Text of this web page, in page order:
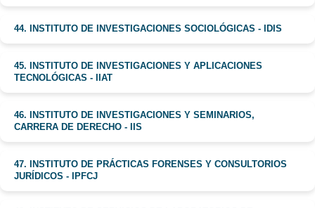
44. INSTITUTO DE INVESTIGACIONES SOCIOLÓGICAS - IDIS
45. INSTITUTO DE INVESTIGACIONES Y APLICACIONES
TECNOLÓGICAS - IIAT
46. INSTITUTO DE INVESTIGACIONES Y SEMINARIOS,
CARRERA DE DERECHO - IIS
47. INSTITUTO DE PRÁCTICAS FORENSES Y CONSULTORIOS
JURÍDICOS - IPFCJ